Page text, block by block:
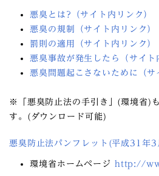
悪臭とは?（サイト内リンク）
悪臭の規制（サイト内リンク）
罰則の適用（サイト内リンク）
悪臭事故が発生したら（サイト
悪臭問題起こさないために（サ
※「悪臭防止法の手引き」(環境省)
す。(ダウンロード可能)
悪臭防止法パンフレット(平成31年3
環境省ホームページ http://